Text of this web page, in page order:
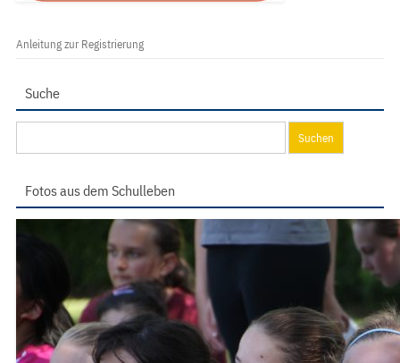
Anleitung zur Registrierung
Suche
nach:
Fotos aus dem Schulleben